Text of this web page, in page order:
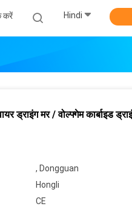
करें Hindi
ड्राइंग मर / वोल्फ्गेम कार्बाइड
, Dongguan
Hongli
CE